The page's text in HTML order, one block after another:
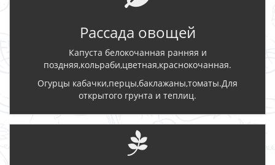
Рассада овощей
Капуста белокочанная ранняя и
поздняя,кольраби,цветная,краснокочанная.
Огурцы кабачки,перцы,баклажаны,томаты.Для
открытого грунта и теплиц.